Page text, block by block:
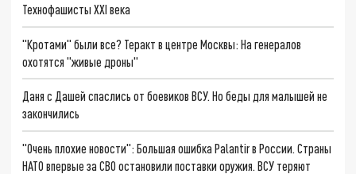
Технофашисты XXI века
"Кротами" были все? Теракт в центре Москвы: На генералов
охотятся "живые дроны"
Даня с Дашей спаслись от боевиков ВСУ. Но беды для малышей не
закончились
"Очень плохие новости": Большая ошибка Palantir в России. Страны
НАТО впервые за СВО остановили поставки оружия. ВСУ теряют